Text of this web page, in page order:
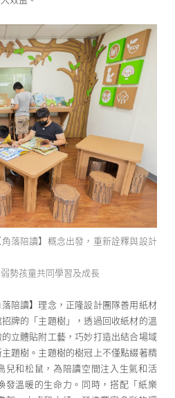
落陪讀】概念出發，重新詮釋與設計
勢孩童共同學習及成長
陪讀】理念，正隆設計團隊善用紙材
牌的「主題樹」，透過回收紙材的溫
立體貼附工藝，巧妙打造出結合場域
題樹。主題樹的樹冠上不僅點綴著精
兒和松鼠，為陪讀空間注入生氣和活
發溫暖的生命力。同時，搭配「紙樂